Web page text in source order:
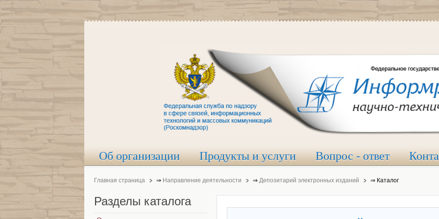
Об организации Продукты и услуги Вопрос - ответ
Главная страница ⇒ Направление деятельности ⇒ Депозитарий электронных изданий ⇒ Каталог
Разделы каталога